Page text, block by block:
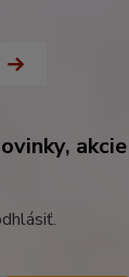
akcie